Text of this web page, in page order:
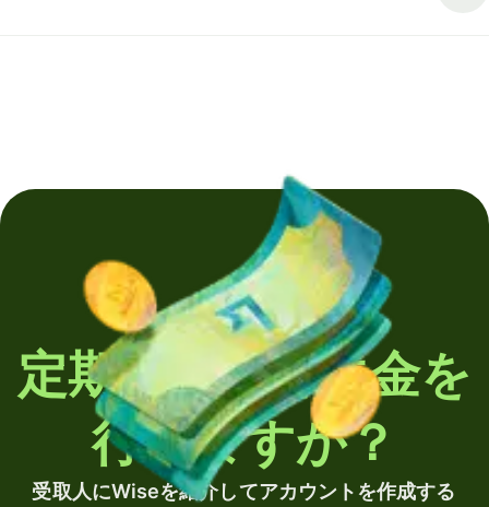
定期的に海外送金を
行いますか？
受取人にWiseを紹介してアカウントを作成する